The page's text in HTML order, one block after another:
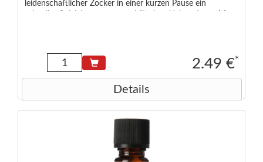
leidenschaftlicher Zocker in einer kurzen Pause ein
2.49 €*
Details